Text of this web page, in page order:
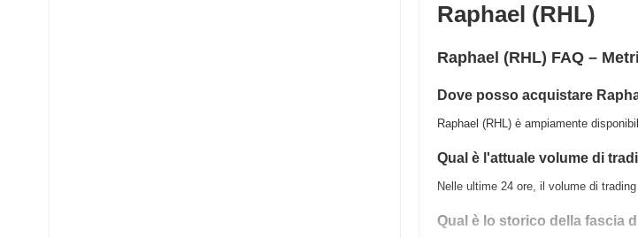
Raphael (RHL)
Raphael (RHL) FAQ –
Dove posso acquistare
Raphael (RHL) è ampiamente
Qual è l'attuale volume di
Nelle ultime 24 ore, il volume di
Qual è lo storico della fascia